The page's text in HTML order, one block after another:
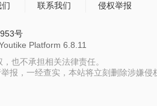
联系我们 侵权举报
号
Platform 6.8.11
也不承担相关法律责任。
，一经查实，本站将立刻删除涉嫌侵